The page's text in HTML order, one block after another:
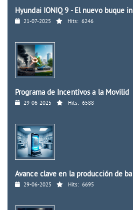
Hyundai IONIQ 9 - El nuevo buque in
21-07-2025 Hits: 6246
Programa de Incentivos a la Movilid
29-06-2025 Hits: 6588
Avance clave en la producción de ba
29-06-2025 Hits: 6695